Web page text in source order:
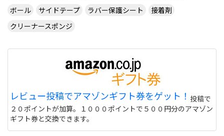
ボール
サイドテープ ラバー保護シート
接着剤
クリーナースポンジ
レビュー投稿でアマゾンギフト券をゲット！ 投稿で
２０ポイントが加算。１０００ポイントで５００円分のアマゾン
ギフト券と交換できます。